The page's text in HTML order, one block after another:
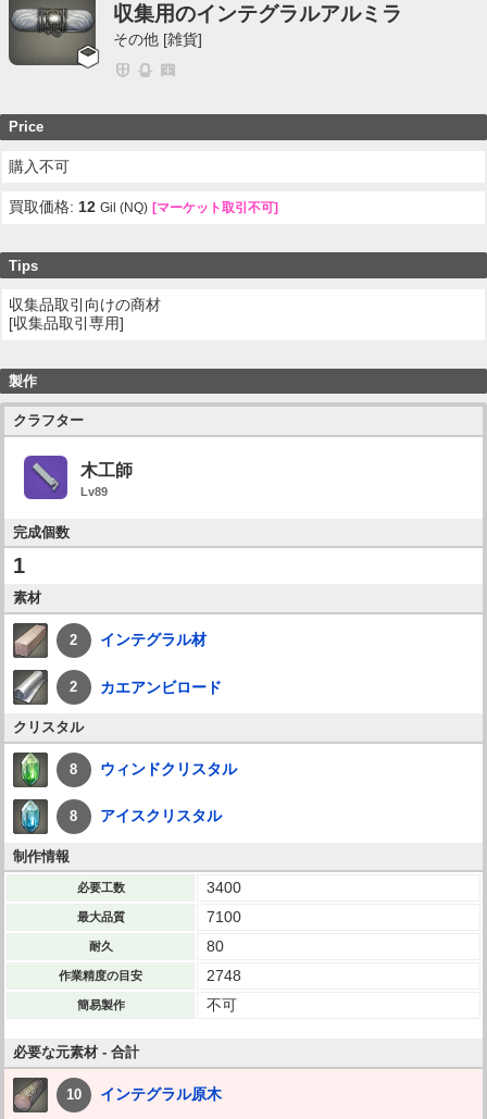
収集用のインテグラルアルミラ
その他 [雑貨]
Price
購入不可
買取価格: 12 Gil (NQ) [マーケット取引不可]
Tips
収集品取引向けの商材
[収集品取引専用]
製作
クラフター
木工師
Lv89
完成個数
1
素材
2 インテグラル材
2 カエアンビロード
クリスタル
8 ウィンドクリスタル
8 アイスクリスタル
制作情報
必要工数 3400
最大品質 7100
耐久 80
作業精度の目安 2748
簡易製作 不可
必要な元素材 - 合計
10 インテグラル原木